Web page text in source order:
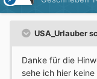
USA_Urlauber
Danke für die
sehe ich hier